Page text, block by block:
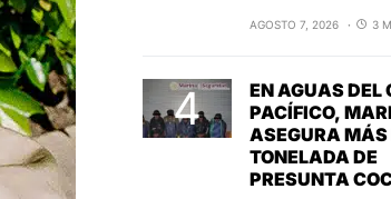
AGOSTO 7, 2026 3
EN AGUAS DEL
PACÍFICO,
ASEGURA MÁS
TONELADA DE
PRESUNTA